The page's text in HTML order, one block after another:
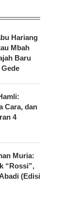
Hariang
Mbah
Baru
Cara, dan
4
Muria:
“Rossi”,
(Edisi